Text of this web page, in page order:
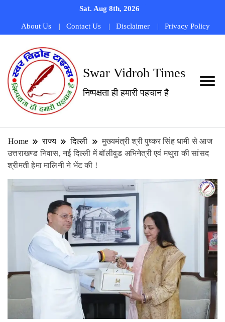
Sat. Aug 8th, 2026
About Us Contact Us Disclaimer Privacy Policy
Swar Vidroh Times
निष्पक्षता ही हमारी पहचान है
Home राज्य दिल्ली
मुख्यमंत्री श्री पुष्कर सिंह धामी से आज
उत्तराखण्ड निवास, नई दिल्ली में बॉलीवुड अभिनेत्री एवं मथुरा की सांसद
श्रीमती हेमा मालिनी ने भेंट की !